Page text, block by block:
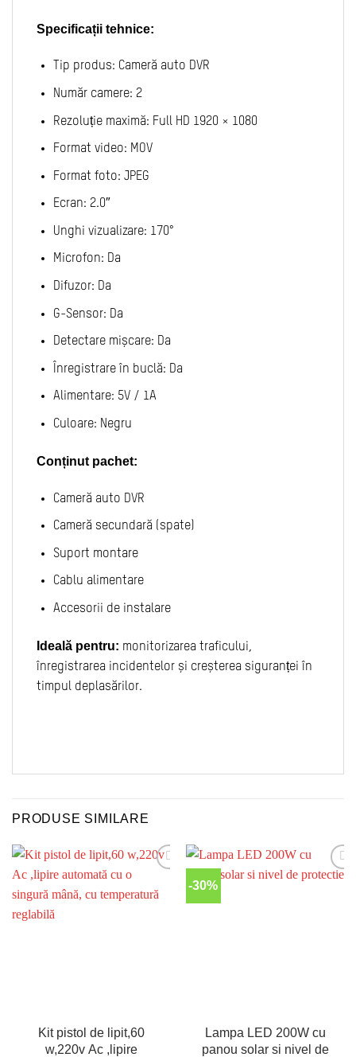
Specificații tehnice:
Tip produs: Cameră auto DVR
Număr camere: 2
Rezoluție maximă: Full HD 1920 × 1080
Format video: MOV
Format foto: JPEG
Ecran: 2.0″
Unghi vizualizare: 170°
Microfon: Da
Difuzor: Da
G-Sensor: Da
Detectare mișcare: Da
Înregistrare în buclă: Da
Alimentare: 5V / 1A
Culoare: Negru
Conținut pachet:
Cameră auto DVR
Cameră secundară (spate)
Suport montare
Cablu alimentare
Accesorii de instalare
Ideală pentru: monitorizarea traficului,
înregistrarea incidentelor și creșterea siguranței în
timpul deplasărilor.
PRODUSE SIMILARE
Kit pistol de lipit,60
w,220v Ac ,lipire
-30%
Lampa LED 200W cu
panou solar si nivel de